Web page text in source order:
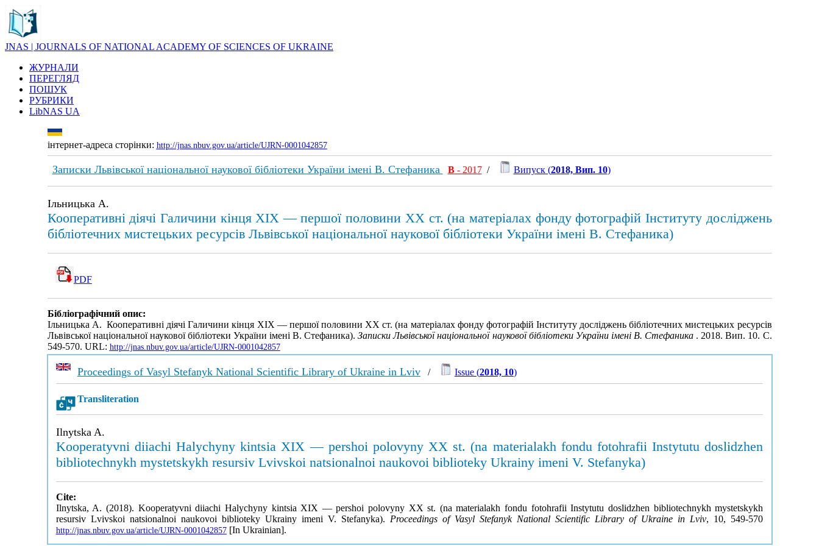
JNAS | JOURNALS OF NATIONAL ACADEMY OF SCIENCES OF UKRAINE
ЖУРНАЛИ
ПЕРЕГЛЯД
ПОШУК
РУБРИКИ
LibNAS UA
інтернет-адреса сторінки: http://jnas.nbuv.gov.ua/article/UJRN-0001042857
Записки Львівської національної наукової бібліотеки України імені В. Стефаника В- 2017/ Випуск (2018, Вип. 10)
Ільницька А.
Кооперативні діячі Галичини кінця XIX — першої половини XX ст. (на матеріалах фонду фотографій Інституту досліджень
бібліотечних мистецьких ресурсів Львівської національної наукової бібліотеки України імені В. Стефаника)
PDF
Бібліографічний опис:
Ільницька А. Кооперативні діячі Галичини кінця XIX — першої половини XX ст. (на матеріалах фонду фотографій Інституту досліджень бібліотечних мистецьких ресурсів
Львівської національної наукової бібліотеки України імені В. Стефаника).Записки Львівської національної наукової бібліотеки України імені В. Стефаника . 2018. Вип. 10. С.
549-570. URL: http://jnas.nbuv.gov.ua/article/UJRN-0001042857
Proceedings of Vasyl Stefanyk National Scientific Library of Ukraine in Lviv/ Issue (2018, 10)
Transliteration
Ilnytska A.
Kooperatyvni diiachi Halychyny kintsia XIX — pershoi polovyny XX st. (na materialakh fondu fotohrafii Instytutu doslidzhen
bibliotechnykh mystetskykh resursiv Lvivskoi natsionalnoi naukovoi biblioteky Ukrainy imeni V. Stefanyka)
Cite:
Ilnytska, A. (2018). Kooperatyvni diiachi Halychyny kintsia XIX — pershoi polovyny XX st. (na materialakh fondu fotohrafii Instytutu doslidzhen bibliotechnykh mystetskykh
resursiv Lvivskoi natsionalnoi naukovoi biblioteky Ukrainy imeni V. Stefanyka). Proceedings of Vasyl Stefanyk National Scientific Library of Ukraine in Lviv, 10, 549-570
http://jnas.nbuv.gov.ua/article/UJRN-0001042857[In Ukrainian].